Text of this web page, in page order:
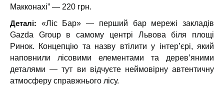
Макконахі” — 220 грн.
Деталі: «Ліс Бар» — перший бар мережі закладів
Gazda Group в самому центрі Львова біля площі
Ринок. Концепцію та назву втілити у інтер’єрі, який
наповнили лісовими елементами та дерев’яними
деталями — тут ви відчуєте неймовірну автентичну
атмосферу справжнього лісу.